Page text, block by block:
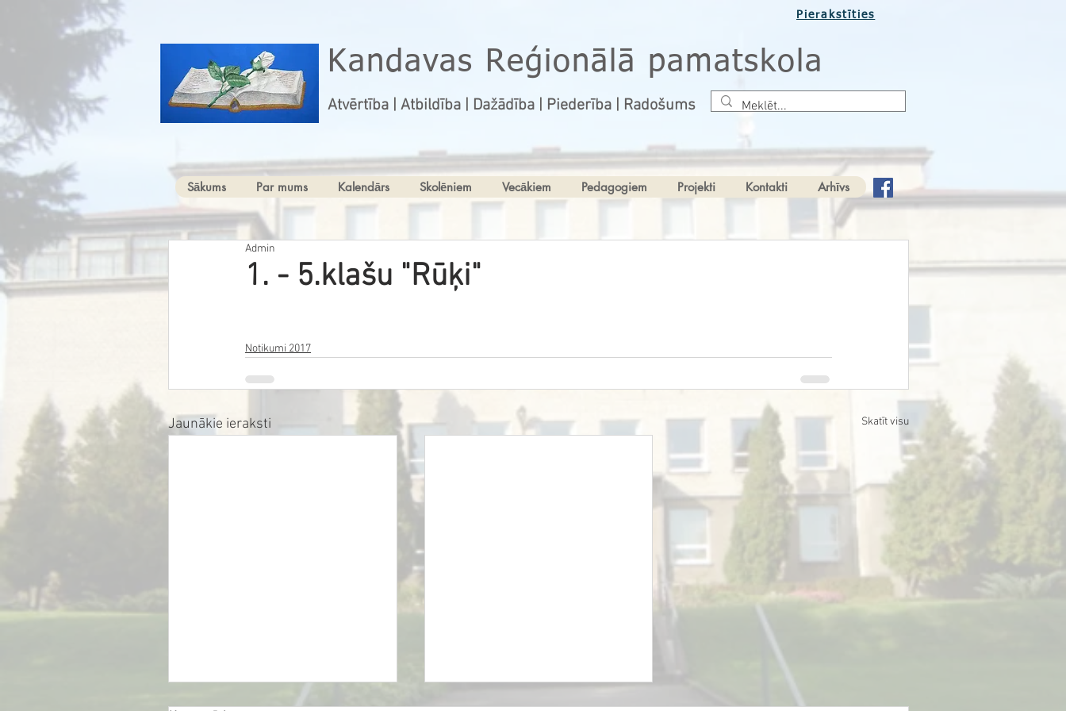
Pierakstīties
Kandavas Reģionālā pamatskola
Atvērtība | Atbildība | Dažādība | Piederība | Radošums
Sākums Par mums Kalendārs Skolēniem Vecākiem Pedagogiem Projekti Kontakti Arhīvs
1. - 5.klašu "Rūķi"
Admin
Notikumi 2017
Jaunākie ieraksti Skatīt visu